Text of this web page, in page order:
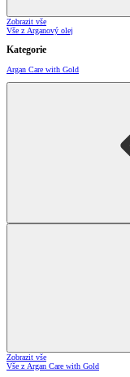
Zobrazit vše
Vše z Arganový olej
Kategorie
Argan Care with Gold
Zobrazit vše
Vše z Argan Care with Gold